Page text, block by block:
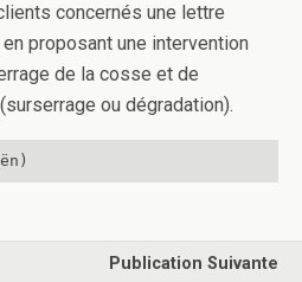
concernés une lettre
proposant une intervention
de la cosse et de
ou dégradation).
Publication Suivante